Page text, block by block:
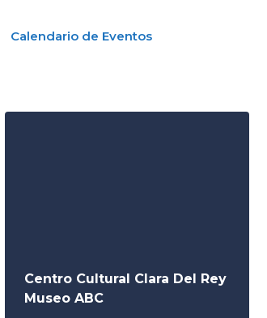
Calendario de Eventos
Centro Cultural Clara Del Rey
Museo ABC